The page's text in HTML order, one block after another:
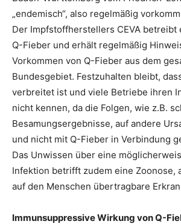
„endemisch“, also regelmäßig
Der Impfstoffherstellers CEVA betreibt
Q-Fieber und erhält regelmäßig
Vorkommen von Q-Fieber aus dem
Bundesgebiet. Festzuhalten bleibt,
verbreitet ist und viele Betriebe ihren
nicht kennen, da die Folgen, wie z.B.
Besamungsergebnisse, auf andere
und nicht mit Q-Fieber in Verbindung
Das Unwissen über eine
Infektion betrifft zudem eine Zoonose,
auf den Menschen übertragbare
Immunsuppressive Wirkung von Q-